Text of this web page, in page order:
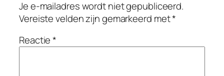
Je e-mailadres wordt niet gepubliceerd.
Vereiste velden zijn gemarkeerd met*
Reactie*